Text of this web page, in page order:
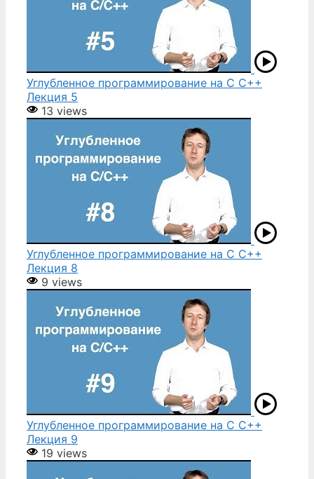
Углубленное программирование на С С++
Лекция 5
13 views
Углубленное программирование на С С++
Лекция 8
9 views
Углубленное программирование на С С++
Лекция 9
19 views